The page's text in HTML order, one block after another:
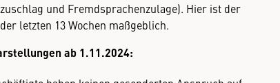
und Fremdsprachenzulage). Hier ist der
letzten 13 Wochen maßgeblich.
ab 1.11.2024: